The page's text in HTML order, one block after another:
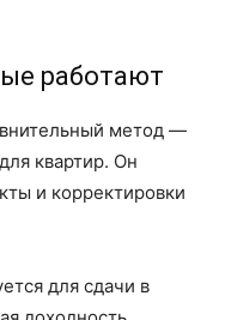
работают
метод —
квартир. Он
и корректировки
для сдачи в